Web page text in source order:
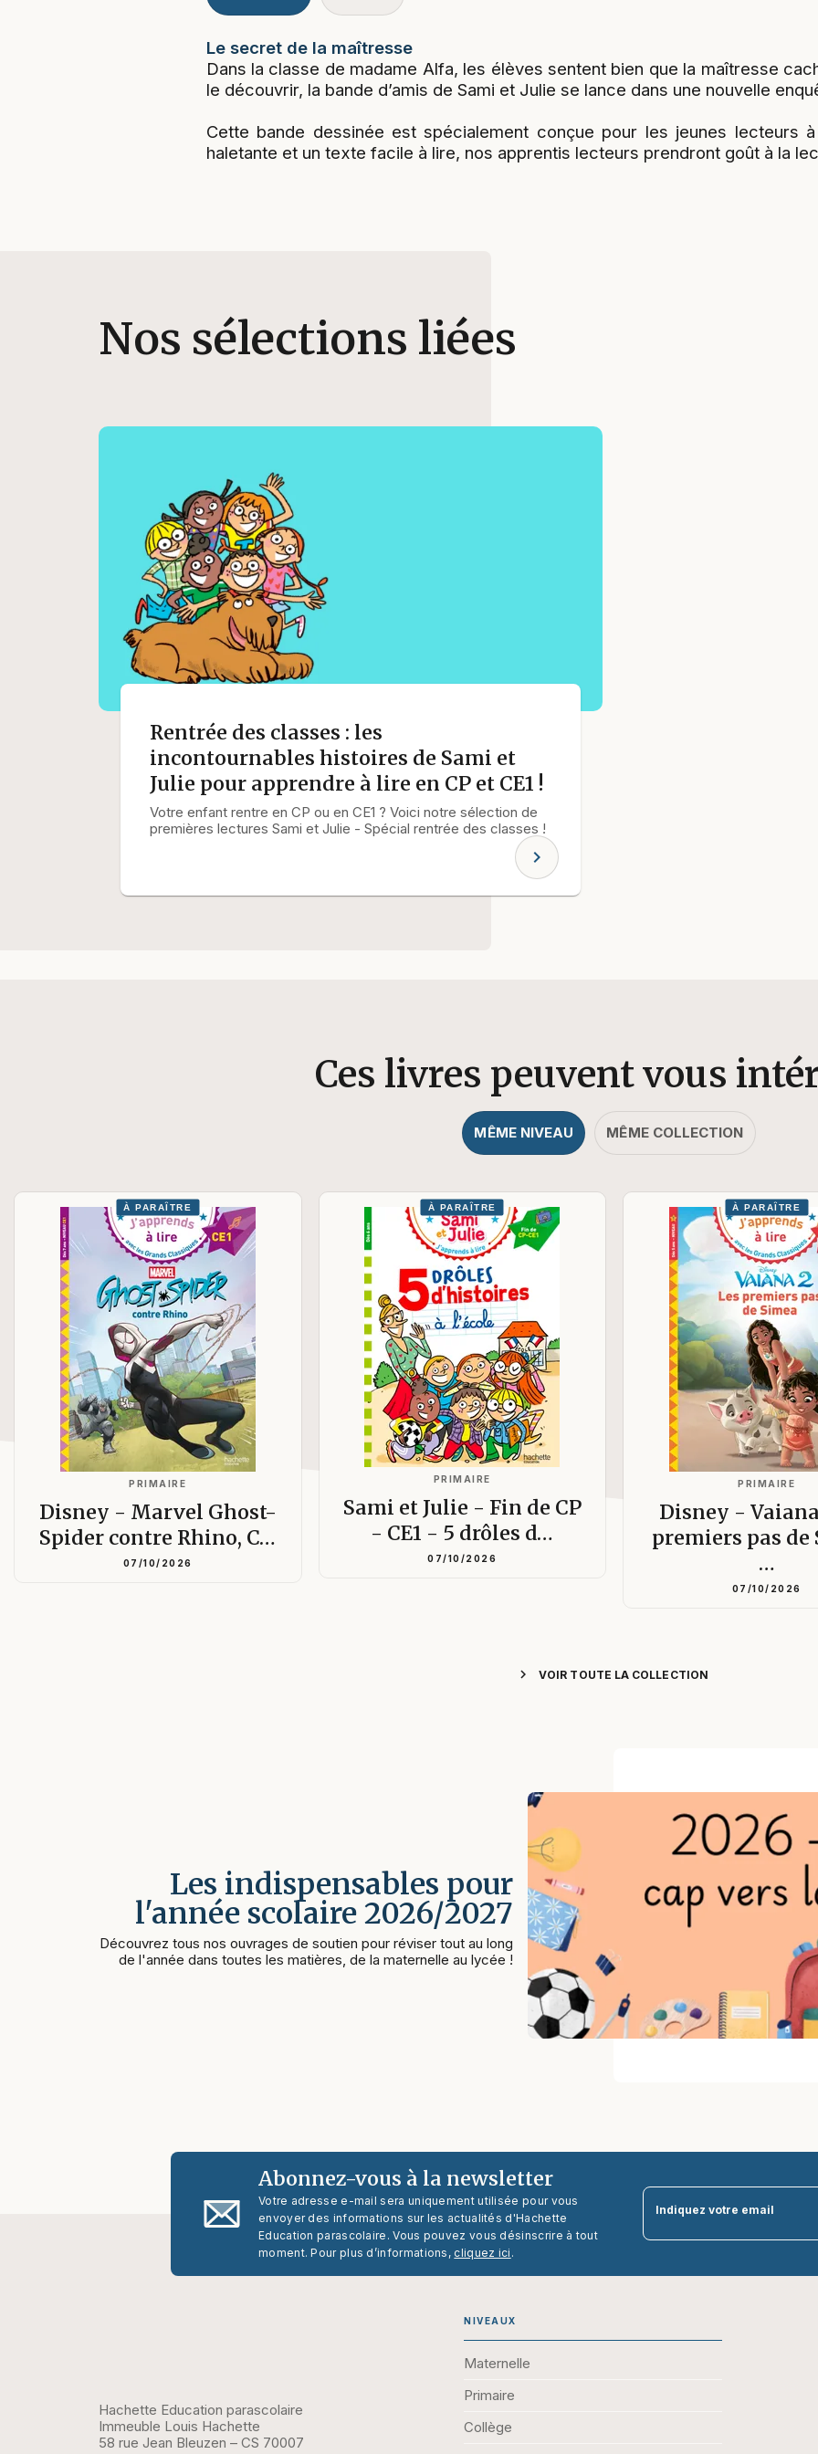
Le secret de la maîtresse
Dans la classe de madame Alfa, les élèves sentent bien que la maîtresse
le découvrir, la bande d’amis de Sami et Julie se lance dans une nouvelle
Cette bande dessinée est spécialement conçue pour les jeunes
haletante et un texte facile à lire, nos apprentis lecteurs prendront goût à la
Nos sélections liées
Rentrée des classes : les
incontournables histoires de Sami et
Julie pour apprendre à lire en CP et CE1 !
Votre enfant rentre en CP ou en CE1 ? Voici notre sélection de
premières lectures Sami et Julie - Spécial rentrée des classes !
chevron_right
Ces livres peuvent vous
MÊME NIVEAU MÊME COLLECTION
À PARAÎTRE
PRIMAIRE
Disney - Marvel Ghost-
Spider contre Rhino, C…
07/10/2026
À PARAÎTRE
PRIMAIRE
Sami et Julie - Fin de CP
- CE1 - 5 drôles d…
07/10/2026
À PARAÎTRE
PRIMAIRE
Disney -
premiers pas de
…
07/10/2026
chevron_right VOIR TOUTE LA COLLECTION
Les indispensables pour
l'année scolaire 2026/2027
Découvrez tous nos ouvrages de soutien pour réviser tout au long
de l'année dans toutes les matières, de la maternelle au lycée !
Abonnez-vous à la newsletter
Votre adresse e-mail sera uniquement utilisée pour vous
envoyer des informations sur les actualités d'Hachette
Education parascolaire. Vous pouvez vous désinscrire à tout
moment. Pour plus d’informations, cliquez ici .
Indiquez votre email
Hachette Education parascolaire
Immeuble Louis Hachette
58 rue Jean Bleuzen – CS 70007
NIVEAUX
Maternelle
Primaire
Collège